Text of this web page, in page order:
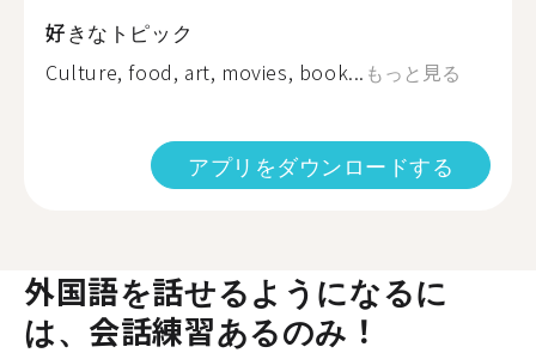
好きなトピック
Culture, food, art, movies, book... もっと見る
アプリをダウンロードする
外国語を話せるようになるに
は、会話練習あるのみ！